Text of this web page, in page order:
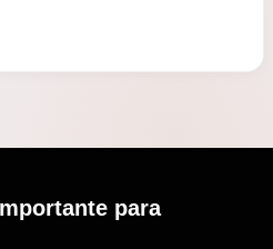
para